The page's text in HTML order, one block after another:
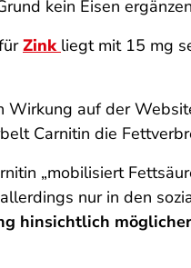
kein Eisen
Zink liegt mit 15 mg
Wirkung auf der
Carnitin die
„mobilisiert
nur in den
hinsichtlich